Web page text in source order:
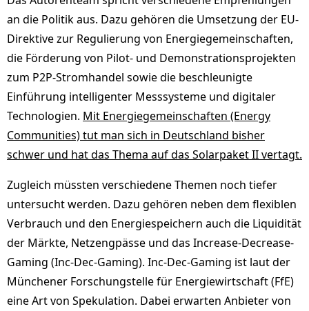
an die Politik aus. Dazu gehören die Umsetzung der EU-
Direktive zur Regulierung von Energiegemeinschaften,
die Förderung von Pilot- und Demonstrationsprojekten
zum P2P-Stromhandel sowie die beschleunigte
Einführung intelligenter Messsysteme und digitaler
Technologien. Mit Energiegemeinschaften (Energy
Communities) tut man sich in Deutschland bisher
schwer und hat das Thema auf das Solarpaket II vertagt.
Zugleich müssten verschiedene Themen noch tiefer
untersucht werden. Dazu gehören neben dem flexiblen
Verbrauch und den Energiespeichern auch die Liquidität
der Märkte, Netzengpässe und das Increase-Decrease-
Gaming (Inc-Dec-Gaming). Inc-Dec-Gaming ist laut der
Münchener Forschungstelle für Energiewirtschaft (FfE)
eine Art von Spekulation. Dabei erwarten Anbieter von